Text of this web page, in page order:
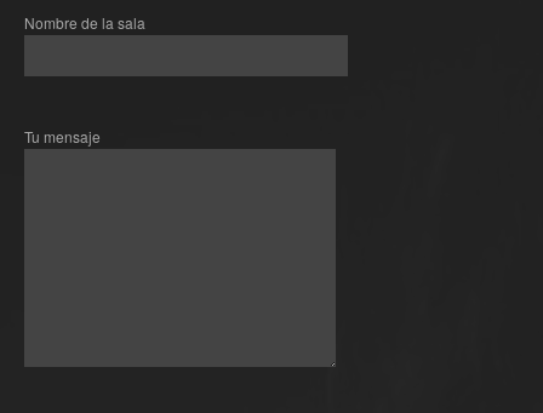
Nombre de la sala
Tu mensaje